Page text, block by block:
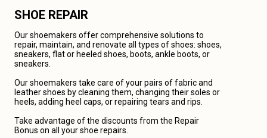
SHOE REPAIR
Our shoemakers offer comprehensive solutions to
repair, maintain, and renovate all types of shoes: shoes,
sneakers, flat or heeled shoes, boots, ankle boots, or
sneakers.
Our shoemakers take care of your pairs of fabric and
leather shoes by cleaning them, changing their soles or
heels, adding heel caps, or repairing tears and rips.
Take advantage of the discounts from the Repair
Bonus on all your shoe repairs.